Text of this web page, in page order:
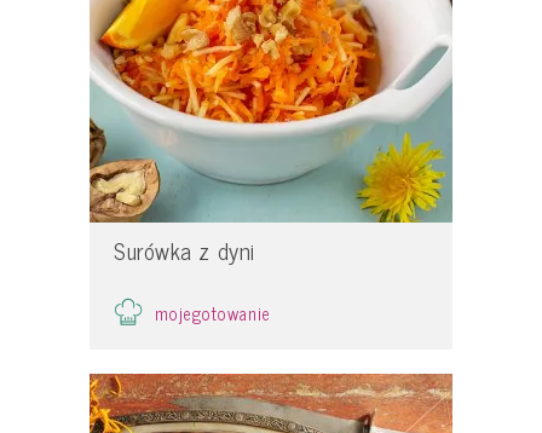
Surówka z dyni
mojegotowanie